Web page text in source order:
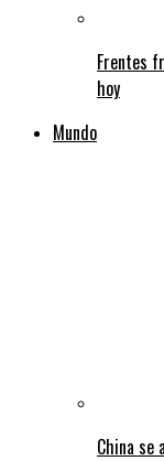
Frentes
hoy
Mundo
China se